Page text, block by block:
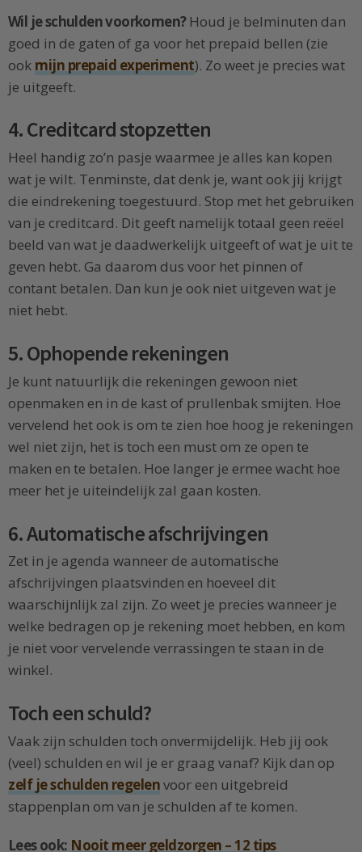
Wil je schulden voorkomen?Houd je belminuten dan
goed in de gaten of ga voor het prepaid bellen (zie
ook mijn prepaid experiment). Zo weet je precies wat
je uitgeeft.
4. Creditcard stopzetten
Heel handig zo’n pasje waarmee je alles kan kopen
wat je wilt. Tenminste, dat denk je, want ook jij krijgt
die eindrekening toegestuurd. Stop met het gebruiken
van je creditcard. Dit geeft namelijk totaal geen reëel
beeld van wat je daadwerkelijk uitgeeft of wat je uit te
geven hebt. Ga daarom dus voor het pinnen of
contant betalen. Dan kun je ook niet uitgeven wat je
niet hebt.
5. Ophopende rekeningen
Je kunt natuurlijk die rekeningen gewoon niet
openmaken en in de kast of prullenbak smijten. Hoe
vervelend het ook is om te zien hoe hoog je rekeningen
wel niet zijn, het is toch een must om ze open te
maken en te betalen. Hoe langer je ermee wacht hoe
meer het je uiteindelijk zal gaan kosten.
6. Automatische afschrijvingen
Zet in je agenda wanneer de automatische
afschrijvingen plaatsvinden en hoeveel dit
waarschijnlijk zal zijn. Zo weet je precies wanneer je
welke bedragen op je rekening moet hebben, en kom
je niet voor vervelende verrassingen te staan in de
winkel.
Toch een schuld?
Vaak zijn schulden toch onvermijdelijk. Heb jij ook
(veel) schulden en wil je er graag vanaf? Kijk dan op
zelf je schulden regelenvoor een uitgebreid
stappenplan om van je schulden af te komen.
Lees ook: Nooit meer geldzorgen – 12 tips